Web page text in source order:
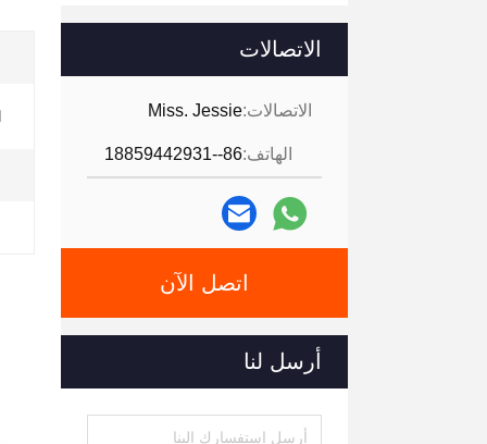
الاتصالات
الاتصالات:Miss. Jessie
الهاتف:86--18859442931
اتصل الآن
أرسل لنا